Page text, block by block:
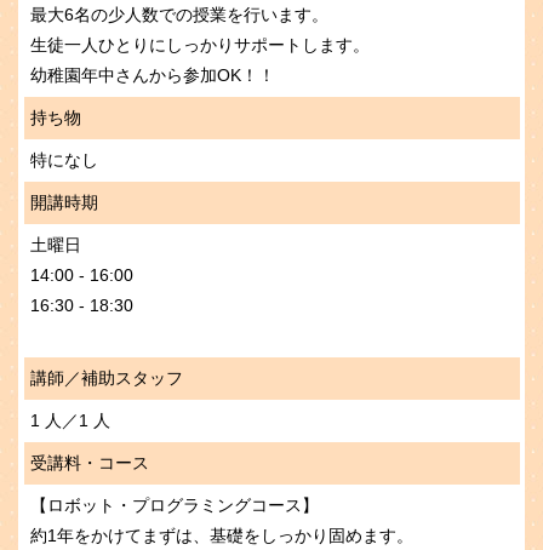
最大6名の少人数での授業を行います。
生徒一人ひとりにしっかりサポートします。
幼稚園年中さんから参加OK！！
持ち物
特になし
開講時期
土曜日
14:00 - 16:00
16:30 - 18:30
講師／補助スタッフ
1 人／1 人
受講料・コース
【ロボット・プログラミングコース】
約1年をかけてまずは、基礎をしっかり固めます。